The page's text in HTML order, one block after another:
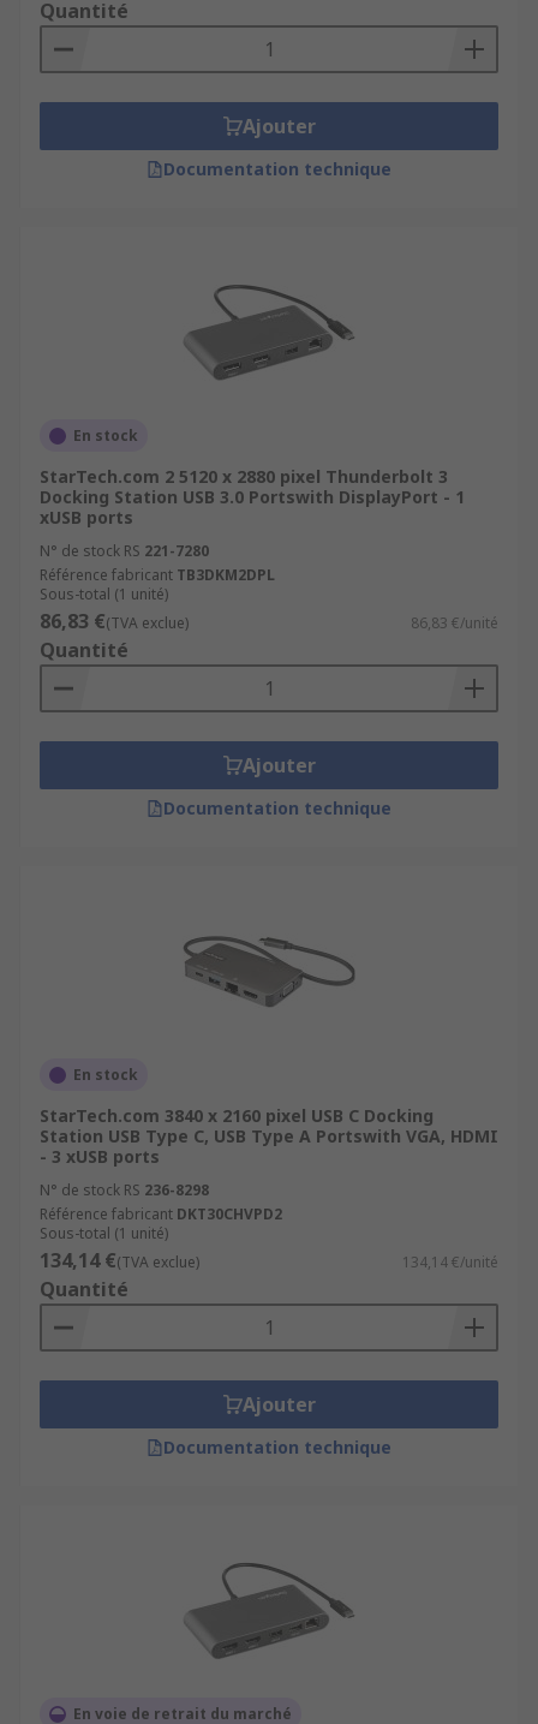
Quantité
Ajouter
Documentation technique
En stock
StarTech.com 2 5120 x 2880 pixel Thunderbolt 3
Docking Station USB 3.0 Portswith DisplayPort - 1
xUSB ports
N° de stock RS 221-7280
Référence fabricant TB3DKM2DPL
Sous-total (1 unité)
86,83 €(TVA exclue) 86,83 €/unité
Quantité
Ajouter
Documentation technique
En stock
StarTech.com 3840 x 2160 pixel USB C Docking
Station USB Type C, USB Type A Portswith VGA, HDMI
- 3 xUSB ports
N° de stock RS 236-8298
Référence fabricant DKT30CHVPD2
Sous-total (1 unité)
134,14 €(TVA exclue) 134,14 €/unité
Quantité
Ajouter
Documentation technique
En voie de retrait du marché